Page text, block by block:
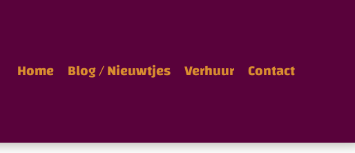
Home Blog / Nieuwtjes Verhuur Contact